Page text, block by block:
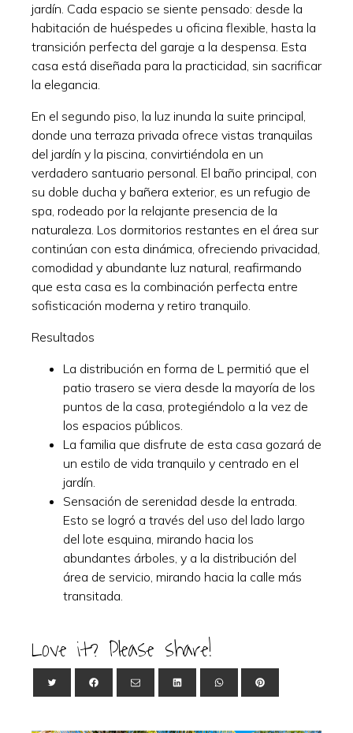
jardín. Cada espacio se siente pensado: desde la
habitación de huéspedes u oficina flexible, hasta la
transición perfecta del garaje a la despensa. Esta
casa está diseñada para la practicidad, sin sacrificar
la elegancia.
En el segundo piso, la luz inunda la suite principal,
donde una terraza privada ofrece vistas tranquilas
del jardín y la piscina, convirtiéndola en un
verdadero santuario personal. El baño principal, con
su doble ducha y bañera exterior, es un refugio de
spa, rodeado por la relajante presencia de la
naturaleza. Los dormitorios restantes en el área sur
continúan con esta dinámica, ofreciendo privacidad,
comodidad y abundante luz natural, reafirmando
que esta casa es la combinación perfecta entre
sofisticación moderna y retiro tranquilo.
Resultados
La distribución en forma de L permitió que el
patio trasero se viera desde la mayoría de los
puntos de la casa, protegiéndolo a la vez de
los espacios públicos.
La familia que disfrute de esta casa gozará de
un estilo de vida tranquilo y centrado en el
jardín.
Sensación de serenidad desde la entrada.
Esto se logró a través del uso del lado largo
del lote esquina, mirando hacia los
abundantes árboles, y a la distribución del
área de servicio, mirando hacia la calle más
transitada.
Love it? Please share!